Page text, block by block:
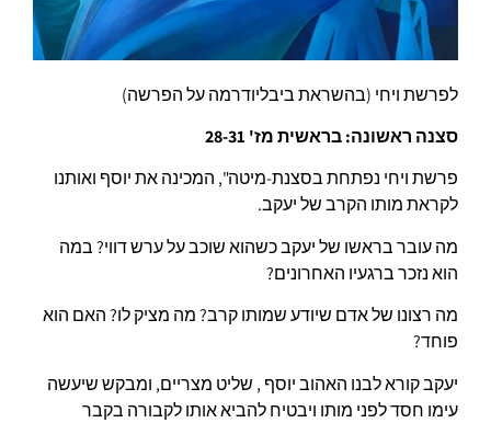
לפרשת ויחי (בהשראת ביבליודרמה על הפרשה)
סצנה ראשונה: בראשית מז' 28-31
פרשת ויחי נפתחת בסצנת-מיטה", המכינה את יוסף ואותנו
לקראת מותו הקרב של יעקב.
מה עובר בראשו של יעקב כשהוא שוכב על ערש דווי? במה
הוא נזכר ברגעיו האחרונים?
מה רצונו של אדם שיודע שמותו קרב? מה מציק לו? האם הוא
פוחד?
יעקב קורא לבנו האהוב יוסף , שליט מצריים, ומבקש שיעשה
עימו חסד לפני מותו ויבטיח להביא אותו לקבורה בקבר